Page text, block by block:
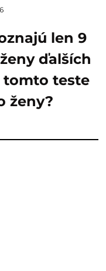
len 9
ďalších
tomto teste
ženy?